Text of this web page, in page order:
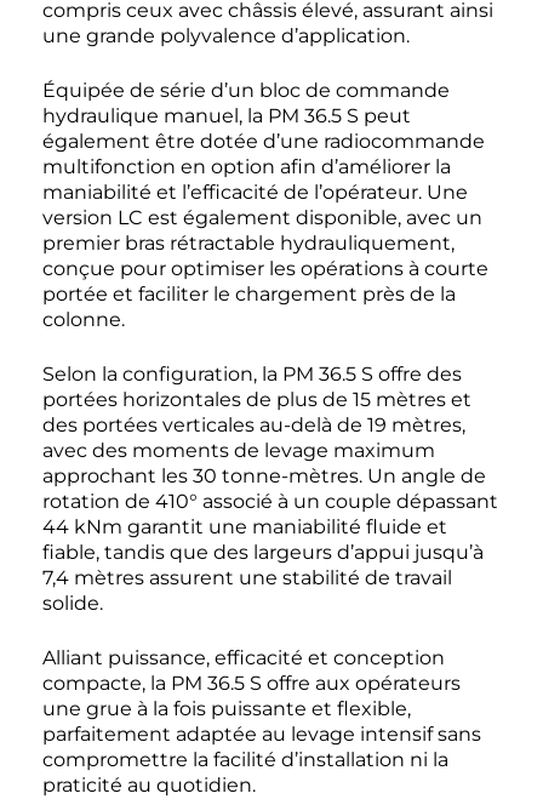
compris ceux avec châssis élevé, assurant ainsi
une grande polyvalence d’application.
Équipée de série d’un bloc de commande
hydraulique manuel, la PM 36.5 S peut
également être dotée d’une radiocommande
multifonction en option afin d’améliorer la
maniabilité et l’efficacité de l’opérateur. Une
version LC est également disponible, avec un
premier bras rétractable hydrauliquement,
conçue pour optimiser les opérations à courte
portée et faciliter le chargement près de la
colonne.
Selon la configuration, la PM 36.5 S offre des
portées horizontales de plus de 15 mètres et
des portées verticales au-delà de 19 mètres,
avec des moments de levage maximum
approchant les 30 tonne-mètres. Un angle de
rotation de 410° associé à un couple dépassant
44 kNm garantit une maniabilité fluide et
fiable, tandis que des largeurs d’appui jusqu’à
7,4 mètres assurent une stabilité de travail
solide.
Alliant puissance, efficacité et conception
compacte, la PM 36.5 S offre aux opérateurs
une grue à la fois puissante et flexible,
parfaitement adaptée au levage intensif sans
compromettre la facilité d’installation ni la
praticité au quotidien.